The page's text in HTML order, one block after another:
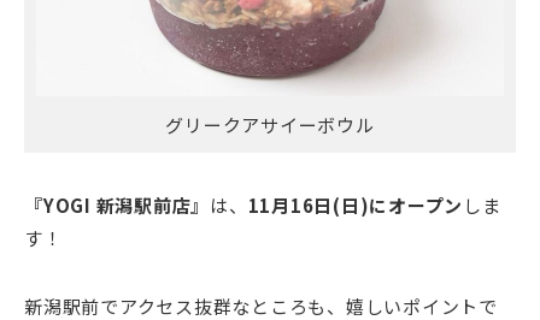
グリークアサイーボウル
『YOGI 新潟駅前店』 は、 11月16日(日)にオープン しま
す！
新潟駅前でアクセス抜群なところも、嬉しいポイントで